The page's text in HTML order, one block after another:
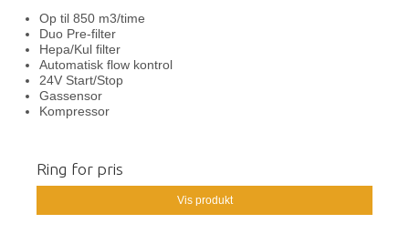
Op til 850 m3/time
Duo Pre-filter
Hepa/Kul filter
Automatisk flow kontrol
24V Start/Stop
Gassensor
Kompressor
Ring for pris
Vis produkt